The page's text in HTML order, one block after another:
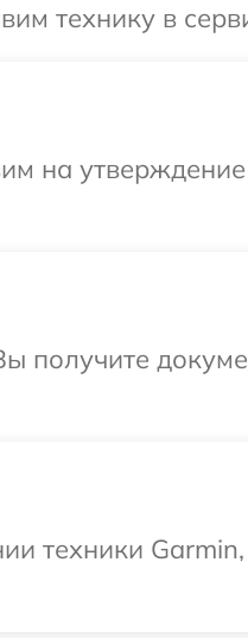
технику в
на
получите
техники